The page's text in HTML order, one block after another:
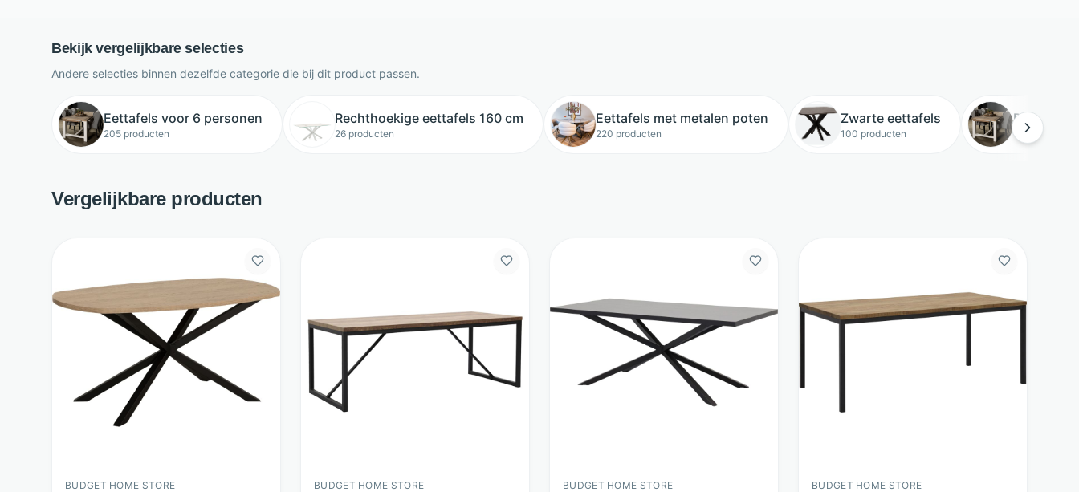
Bekijk vergelijkbare selecties
Andere selecties binnen dezelfde categorie die bij dit product passen.
Eettafels voor 6 personen
205 producten
Rechthoekige eettafels 160 cm
26 producten
Eettafels met metalen poten
220 producten
Zwarte eettafels
100 producten 131 producten
Vergelijkbare producten
BUDGET HOME STORE BUDGET HOME STORE BUDGET HOME STORE BUDGET HOME STORE